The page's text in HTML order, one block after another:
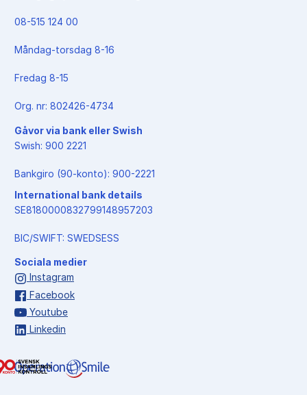
08-515 124 00
Måndag-torsdag 8-16
Fredag 8-15
Org. nr: 802426-4734
Gåvor via bank eller Swish
Swish: 900 2221
Bankgiro (90-konto): 900-2221
International bank details
SE8180000832799148957203
BIC/SWIFT: SWEDSESS
Sociala medier
Instagram
Facebook
Youtube
Linkedin